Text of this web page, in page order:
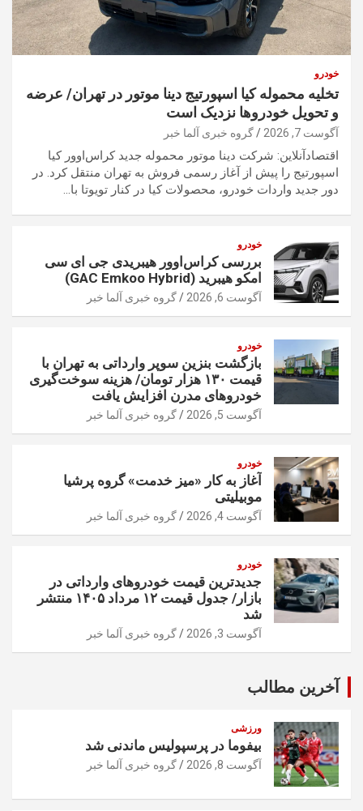
خودرو
تخلیه محموله کیا اسپورتیج دینا موتور در تهران/ عرضه
و تحویل خودروها نزدیک است
آگوست 7, 2026 گروه خبری آلما خبر
اقتصاد‌آنلاین: شرکت دینا موتور محموله جدید کراس‌اوور کیا
اسپورتیج را پیش از آغاز رسمی فروش به تهران منتقل کرد. در
دور جدید واردات خودرو، محصولات کیا در کنار تویوتا با…
خودرو
بررسی کراس‌اوور هیبریدی جی ای سی
امکو هیبرید (GAC Emkoo Hybrid)
آگوست 6, 2026 گروه خبری آلما خبر
خودرو
بازگشت بنزین سوپر وارداتی به تهران با
قیمت ۱۳۰ هزار تومان/ هزینه سوخت‌گیری
خودرو‌های مدرن افزایش یافت
آگوست 5, 2026 گروه خبری آلما خبر
خودرو
آغاز به کار «میز خدمت» گروه پرشیا
موبیلیتی
آگوست 4, 2026 گروه خبری آلما خبر
خودرو
جدیدترین قیمت خودرو‌های وارداتی در
بازار/ جدول قیمت ۱۲ مرداد ۱۴۰۵ منتشر
شد
آگوست 3, 2026 گروه خبری آلما خبر
آخرین مطالب
ورزشی
بیفوما در پرسپولیس ماندنی شد
آگوست 8, 2026 گروه خبری آلما خبر